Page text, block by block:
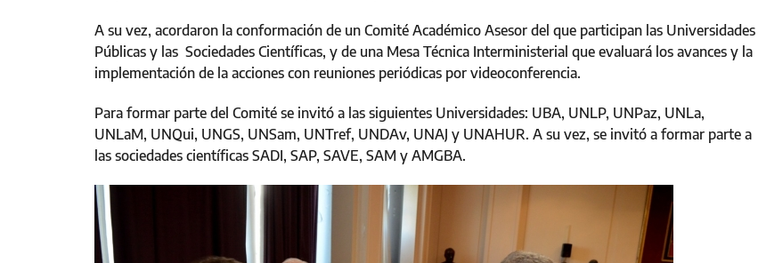
A su vez, acordaron la conformación de un Comité Académico Asesor del que participan las Universidades
Públicas y las Sociedades Científicas, y de una Mesa Técnica Interministerial que evaluará los avances y la
implementación de la acciones con reuniones periódicas por videoconferencia.
Para formar parte del Comité se invitó a las siguientes Universidades: UBA, UNLP, UNPaz, UNLa,
UNLaM, UNQui, UNGS, UNSam, UNTref, UNDAv, UNAJ y UNAHUR. A su vez, se invitó a formar parte a
las sociedades científicas SADI, SAP, SAVE, SAM y AMGBA.